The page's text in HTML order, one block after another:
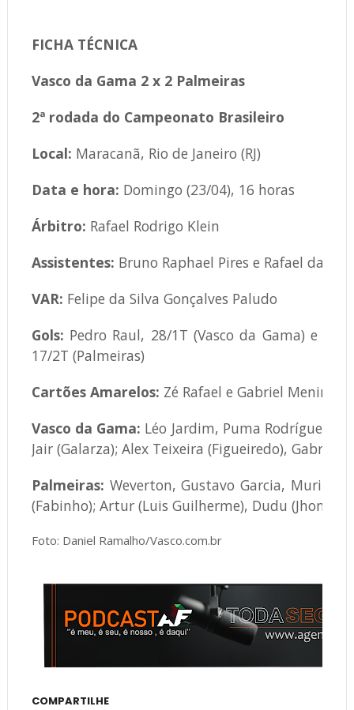
FICHA TÉCNICA
Vasco da Gama 2 x 2 Palmeiras
2ª rodada do Campeonato Brasileiro
​Local: Maracanã, Rio de Janeiro (RJ)
Data e hora: Domingo (23/04), 16 horas
Árbitro: Rafael Rodrigo Klein
Assistentes: Bruno Raphael Pires e Rafael da
VAR: Felipe da Silva Gonçalves Paludo
Gols: Pedro Raul, 28/1T (Vasco da Gama) e
17/2T (Palmeiras)
Cartões Amarelos: Zé Rafael e Gabriel Menino
Vasco da Gama: Léo Jardim, Puma Rodríguez,
Jair (Galarza); Alex Teixeira (Figueiredo), Gabriel
Palmeiras: Weverton, Gustavo Garcia, Murilo,
(Fabinho); Artur (Luis Guilherme), Dudu (Jhon
Foto: Daniel Ramalho/Vasco.com.br
COMPARTILHE